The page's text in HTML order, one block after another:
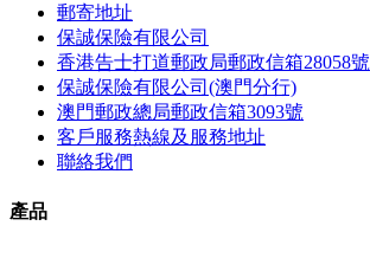
郵寄地址
保誠保險有限公司
香港告士打道郵政局郵政信箱28058號
保誠保險有限公司(澳門分行)
澳門郵政總局郵政信箱3093號
客戶服務熱線及服務地址
聯絡我們
產品